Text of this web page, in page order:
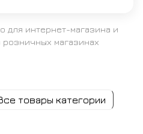
для интернет-магазина и
розничных магазинах
товары категории